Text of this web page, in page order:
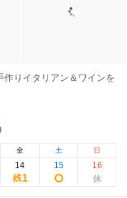
りイタリアン＆ワインを
金
14
残1
土
15
日
16